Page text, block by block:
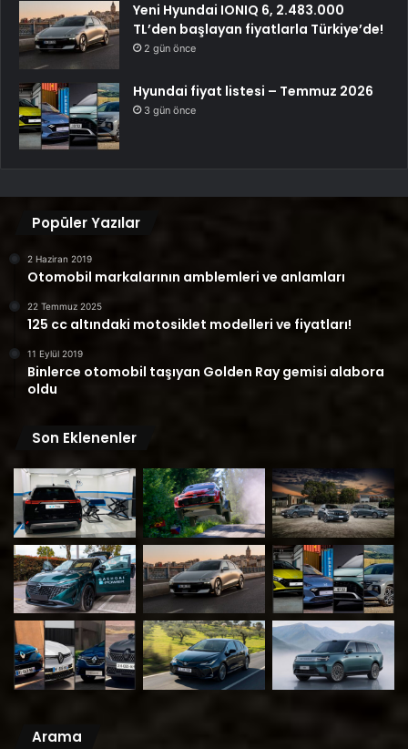
Yeni Hyundai IONIQ 6, 2.483.000
TL’den başlayan fiyatlarla Türkiye’de!
2 gün önce
Hyundai fiyat listesi – Temmuz 2026
3 gün önce
Popüler Yazılar
2 Haziran 2019
Otomobil markalarının amblemleri ve anlamları
22 Temmuz 2025
125 cc altındaki motosiklet modelleri ve fiyatları!
11 Eylül 2019
Binlerce otomobil taşıyan Golden Ray gemisi alabora
oldu
Son Eklenenler
Arama